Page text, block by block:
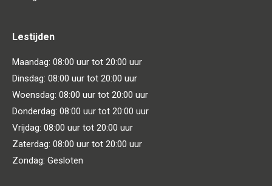
Lestijden
Maandag: 08:00 uur tot 20:00 uur
Dinsdag: 08:00 uur tot 20:00 uur
Woensdag: 08:00 uur tot 20:00 uur
Donderdag: 08:00 uur tot 20:00 uur
Vrijdag: 08:00 uur tot 20:00 uur
Zaterdag: 08:00 uur tot 20:00 uur
Zondag: Gesloten